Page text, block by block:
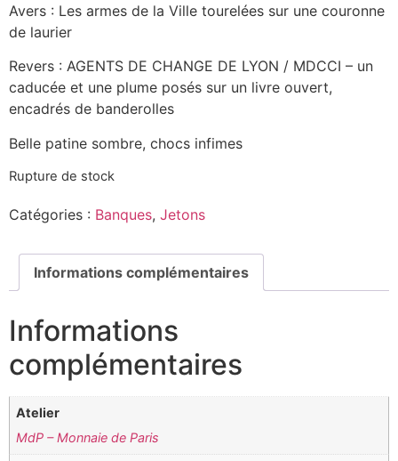
Avers : Les armes de la Ville tourelées sur une couronne
de laurier
Revers : AGENTS DE CHANGE DE LYON / MDCCI – un
caducée et une plume posés sur un livre ouvert,
encadrés de banderolles
Belle patine sombre, chocs infimes
Rupture de stock
Catégories : Banques, Jetons
Informations complémentaires
Informations
complémentaires
Atelier
MdP – Monnaie de Paris